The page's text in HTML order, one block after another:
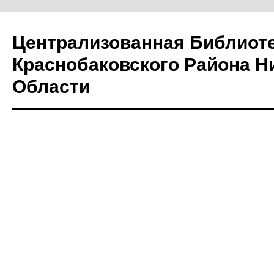
Централизованная
Краснобаковского Района
Области